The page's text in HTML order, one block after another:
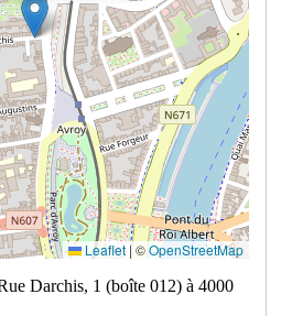
Leaflet | ©OpenStreetMap
Darchis, 1 (boîte 012) à 4000